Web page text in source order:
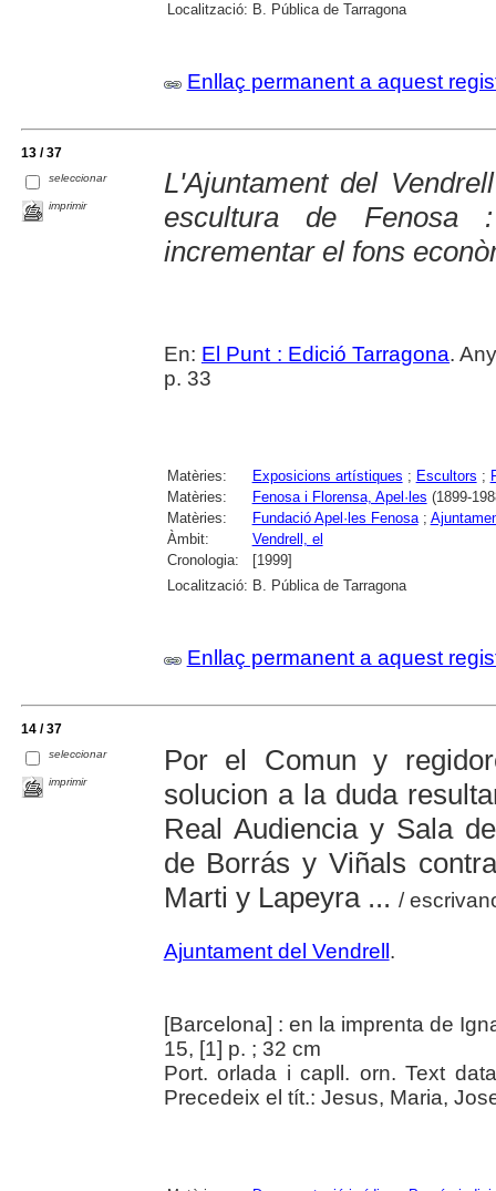
Localització: B. Pública de Tarragona
Enllaç permanent a aquest
13 / 37
seleccionar
imprimir
L'Ajuntament del
escultura de
incrementar el fons
En: El Punt : Edició Tarragona.
p. 33
Matèries: Exposicions artístiques ; Escultors ;
Matèries:
Fenosa i Florensa, Apel·les (1899-
Matèries:
Fundació Apel·les Fenosa;
Àmbit:
Vendrell, el
Cronologia:
[1999]
Localització: B. Pública de Tarragona
Enllaç permanent a aquest
14 / 37
seleccionar
imprimir
Por el Comun y
solucion a la duda
Real Audiencia y Sala
de Borrás y Viñals
Marti y Lapeyra ... /
Ajuntament del Vendrell.
[Barcelona] : en la imprenta de
15, [1] p. ; 32 cm
Port. orlada i capll. orn. Text
Precedeix el tít.: Jesus, Maria,